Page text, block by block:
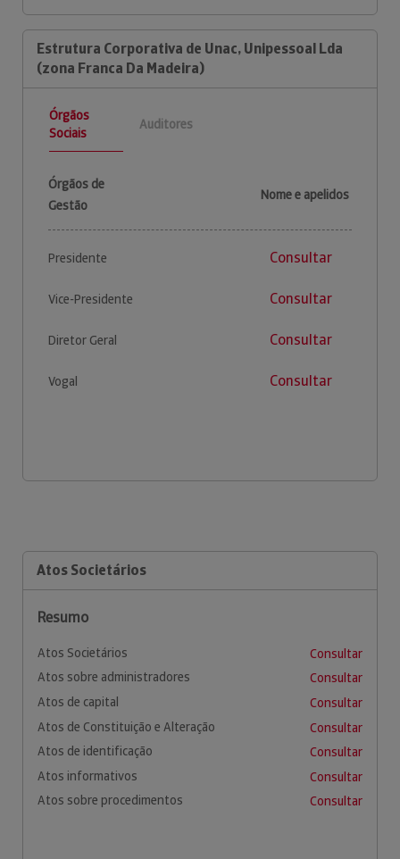
Estrutura Corporativa de Unac, Unipessoal Lda
(zona Franca Da Madeira)
Órgãos
Sociais
Auditores
Órgãos de
Gestão
Nome e apelidos
Presidente Consultar
Vice-Presidente Consultar
Diretor Geral Consultar
Vogal Consultar
Atos Societários
Resumo
Atos Societários
Consultar
Atos sobre administradores
Consultar
Atos de capital
Consultar
Atos de Constituição e Alteração
Consultar
Atos de identificação
Consultar
Atos informativos
Consultar
Atos sobre procedimentos
Consultar